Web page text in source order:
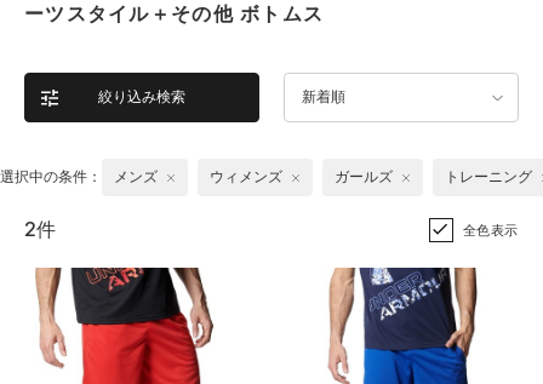
ーツスタイル＋その他 ボトムス
絞り込み検索 新着順
選択中の条件： メンズ ウィメンズ ガールズ トレーニング
2件 全色表示